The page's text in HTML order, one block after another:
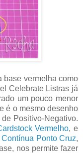
base vermelha como
Celebrate Listras já
um pouco menor
é o mesmo desenho
Positivo-Negativo.
Vermelho, e
Ponto Cruz,
nos permite fazer